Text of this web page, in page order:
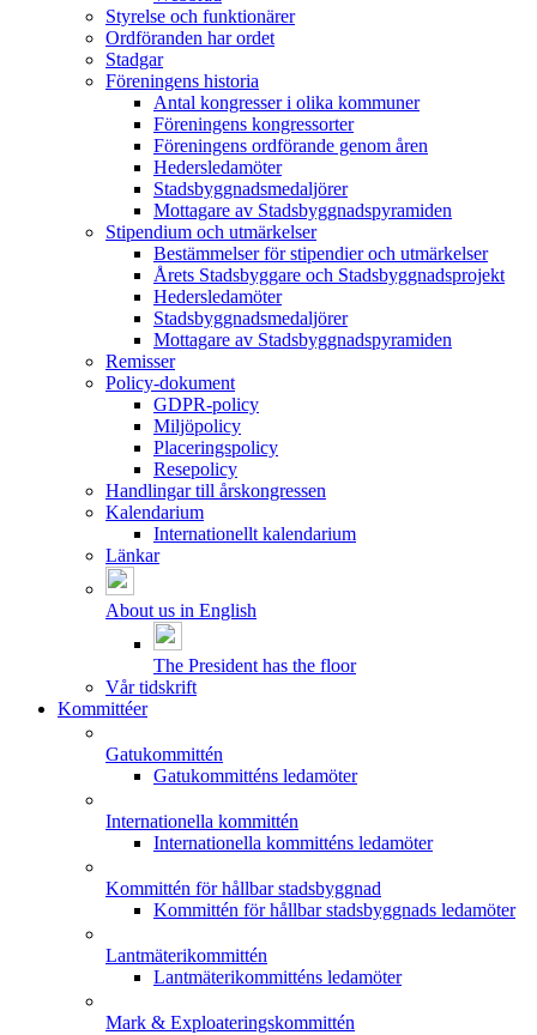
Styrelse och funktionärer
Ordföranden har ordet
Stadgar
Föreningens historia
Antal kongresser i olika kommuner
Föreningens kongressorter
Föreningens ordförande genom åren
Hedersledamöter
Stadsbyggnadsmedaljörer
Mottagare av Stadsbyggnadspyramiden
Stipendium och utmärkelser
Bestämmelser för stipendier och utmärkelser
Årets Stadsbyggare och Stadsbyggnadsprojekt
Hedersledamöter
Stadsbyggnadsmedaljörer
Mottagare av Stadsbyggnadspyramiden
Remisser
Policy-dokument
GDPR-policy
Miljöpolicy
Placeringspolicy
Resepolicy
Handlingar till årskongressen
Kalendarium
Internationellt kalendarium
Länkar
About us in English
The President has the floor
Vår tidskrift
Kommittéer
Gatukommittén
Gatukommitténs ledamöter
Internationella kommittén
Internationella kommitténs ledamöter
Kommittén för hållbar stadsbyggnad
Kommittén för hållbar stadsbyggnads ledamöter
Lantmäterikommittén
Lantmäterikommitténs ledamöter
Mark & Exploateringskommittén